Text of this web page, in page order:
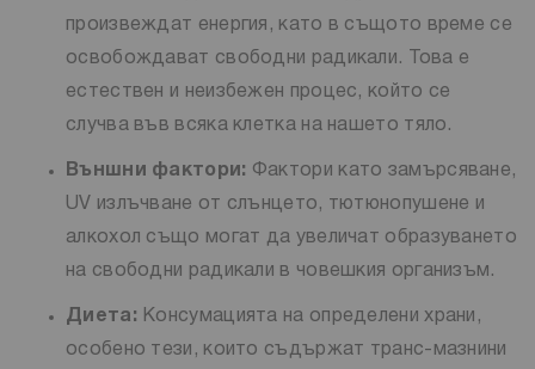
произвеждат енергия, като в същото време се
освобождават свободни радикали. Това е
естествен и неизбежен процес, който се
случва във всяка клетка на нашето тяло.
Външни фактори: Фактори като замърсяване,
UV излъчване от слънцето, тютюнопушене и
алкохол също могат да увеличат образуването
на свободни радикали в човешкия организъм.
Диета: Консумацията на определени храни,
особено тези, които съдържат транс-мазнини